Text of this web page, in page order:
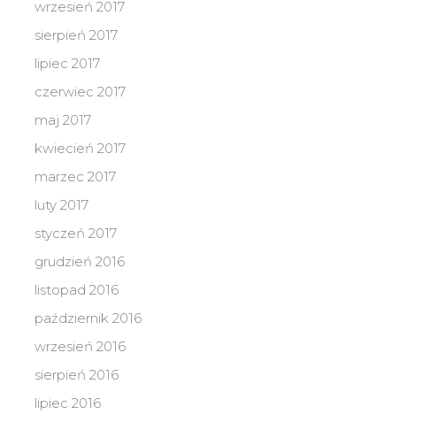
wrzesień 2017
sierpień 2017
lipiec 2017
czerwiec 2017
maj 2017
kwiecień 2017
marzec 2017
luty 2017
styczeń 2017
grudzień 2016
listopad 2016
październik 2016
wrzesień 2016
sierpień 2016
lipiec 2016